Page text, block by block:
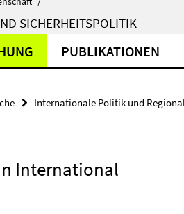
SICHERHEITSPOLITIK
PUBLIKATIONEN
Internationale Politik und
International